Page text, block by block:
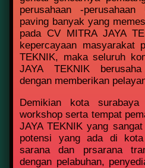
perusahaan -
paving banyak yang
pada CV MITRA JAYA
kepercayaan masyarakat
TEKNIK, maka seluruh
JAYA TEKNIK
dengan memberikan
Demikian kota
workshop serta tempat
JAYA TEKNIK yang
potensi yang ada di
sarana dan prsarana
dengan pelabuhan,